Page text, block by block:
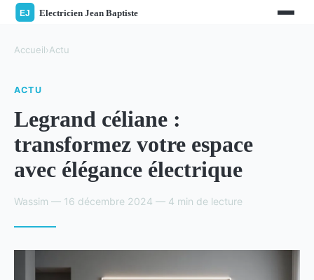
Accueil›Actu
ACTU
Legrand céliane :
transformez votre espace
avec élégance électrique
Wassim — 16 décembre 2024 — 4 min de lecture